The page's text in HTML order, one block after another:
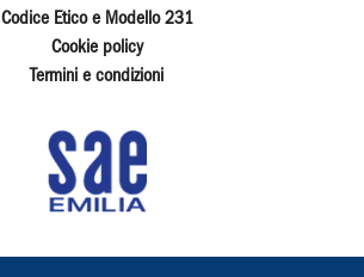
Codice Etico e Modello 231
Cookie policy
Termini e condizioni